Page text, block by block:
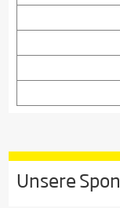
Unsere